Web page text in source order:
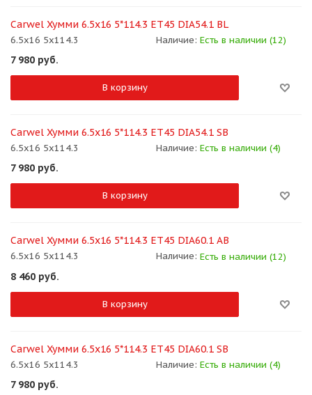
Carwel Хумми 6.5x16 5*114.3 ET45 DIA54.1 BL
6.5x16 5x114.3 Наличие: Есть в наличии (12)
7 980 руб.
В корзину
Carwel Хумми 6.5x16 5*114.3 ET45 DIA54.1 SB
6.5x16 5x114.3 Наличие: Есть в наличии (4)
7 980 руб.
В корзину
Carwel Хумми 6.5x16 5*114.3 ET45 DIA60.1 AB
6.5x16 5x114.3 Наличие: Есть в наличии (12)
8 460 руб.
В корзину
Carwel Хумми 6.5x16 5*114.3 ET45 DIA60.1 SB
6.5x16 5x114.3 Наличие: Есть в наличии (4)
7 980 руб.